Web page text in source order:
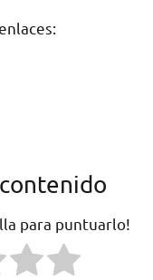
para puntuarlo!